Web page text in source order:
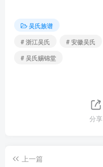
吴氏族谱
# 浙江吴氏
# 安徽吴氏
# 吴氏赐锦堂
分享
上一篇